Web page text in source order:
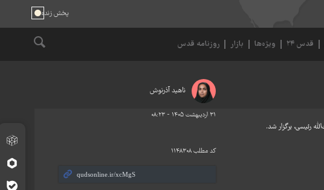
قدس ۲۴ ویژه‌ها بازار روزنامه قدس
ناهید آذرنوش
۳۱ اردیبهشت ۱۴۰۵ - ۰۸:۲۳
کد مطلب ۱۱۴۸۳۰۸